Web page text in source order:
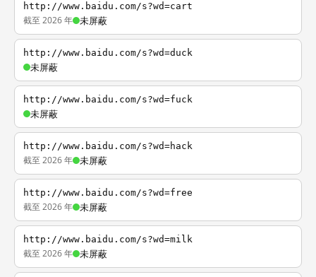
http://www.baidu.com/s?wd=cart
截至 2026 年 未屏蔽
http://www.baidu.com/s?wd=duck
未屏蔽
http://www.baidu.com/s?wd=fuck
未屏蔽
http://www.baidu.com/s?wd=hack
截至 2026 年 未屏蔽
http://www.baidu.com/s?wd=free
截至 2026 年 未屏蔽
http://www.baidu.com/s?wd=milk
截至 2026 年 未屏蔽